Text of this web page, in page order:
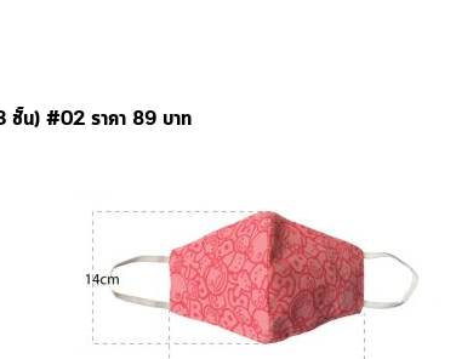
ชั้น) #02 ราคา 89 บาท